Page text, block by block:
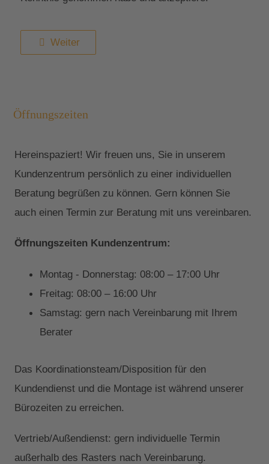
Weiter
Öffnungszeiten
Hereinspaziert! Wir freuen uns, Sie in unserem
Kundenzentrum persönlich zu einer individuellen
Beratung begrüßen zu können. Gern können Sie
auch einen Termin zur Beratung mit uns vereinbaren.
Öffnungszeiten Kundenzentrum:
Montag - Donnerstag: 08:00 – 17:00 Uhr
Freitag: 08:00 – 16:00 Uhr
Samstag: gern nach Vereinbarung mit Ihrem
Berater
Das Koordinationsteam/Disposition für den
Kundendienst und die Montage ist während unserer
Bürozeiten zu erreichen.
Vertrieb/Außendienst: gern individuelle Termin
außerhalb des Rasters nach Vereinbarung.